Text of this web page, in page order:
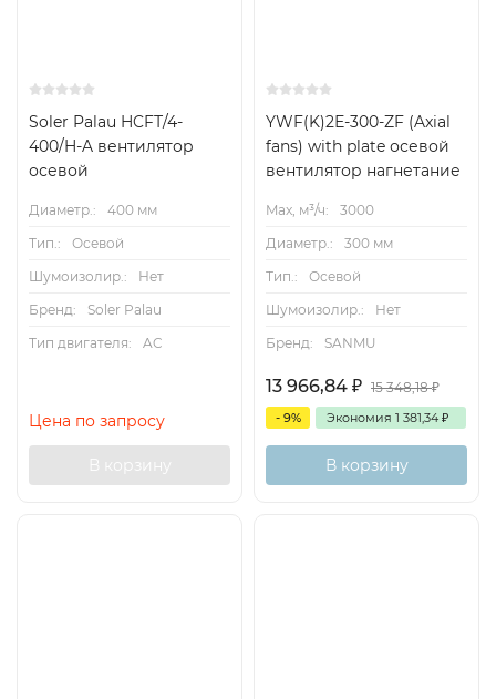
Soler Palau HCFТ/4-
400/H-A вентилятор
осевой
Диаметр.:
400 мм
Тип.:
Осевой
Шумоизолир.:
Нет
Бренд:
Soler Palau
Тип двигателя:
AC
Цена по запросу
В корзину
YWF(K)2Е-300-ZF (Axial
fans) with plate осевой
вентилятор нагнетание
Max, м³/ч:
3000
Диаметр.:
300 мм
Тип.:
Осевой
Шумоизолир.:
Нет
Бренд:
SANMU
13 966,84 ₽ 15 348,18₽
- 9% Экономия 1 381,34 ₽
В корзину